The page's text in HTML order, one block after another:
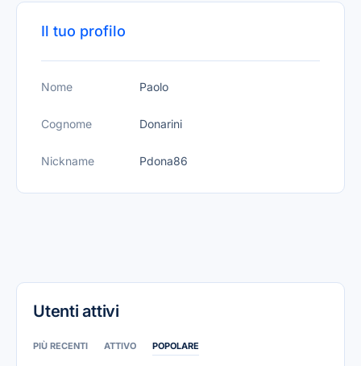
Il tuo profilo
Nome Paolo
Cognome Donarini
Nickname Pdona86
Utenti attivi
PIÙ RECENTI ATTIVO POPOLARE